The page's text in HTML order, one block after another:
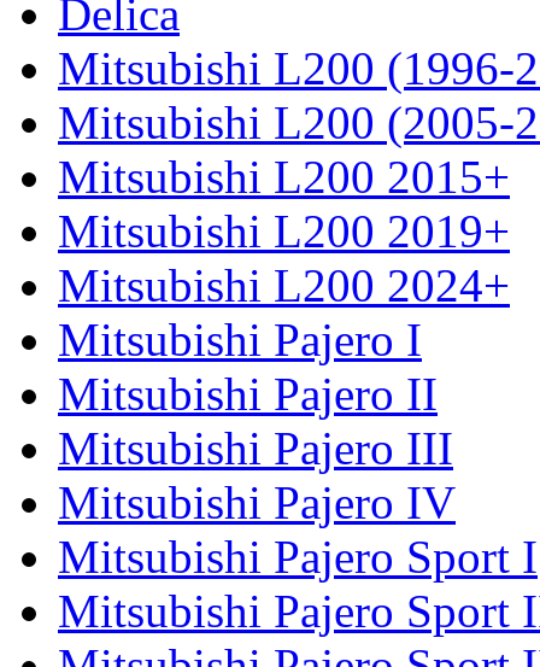
Delica
Mitsubishi L200 (1996-
Mitsubishi L200 (2005-
Mitsubishi L200 2015+
Mitsubishi L200 2019+
Mitsubishi L200 2024+
Mitsubishi Pajero I
Mitsubishi Pajero II
Mitsubishi Pajero III
Mitsubishi Pajero IV
Mitsubishi Pajero Sport I
Mitsubishi Pajero Sport